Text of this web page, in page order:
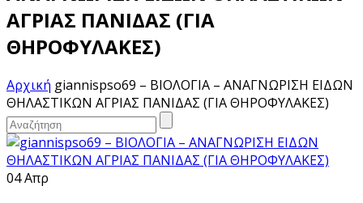
ΑΓΡΙΑΣ ΠΑΝΙΔΑΣ (ΓΙΑ
ΘΗΡΟΦΥΛΑΚΕΣ)
Αρχική giannispso69 – ΒΙΟΛΟΓΙΑ – ΑΝΑΓΝΩΡΙΣΗ ΕΙΔΩΝ
ΘΗΛΑΣΤΙΚΩΝ ΑΓΡΙΑΣ ΠΑΝΙΔΑΣ (ΓΙΑ ΘΗΡΟΦΥΛΑΚΕΣ)
04 Απρ